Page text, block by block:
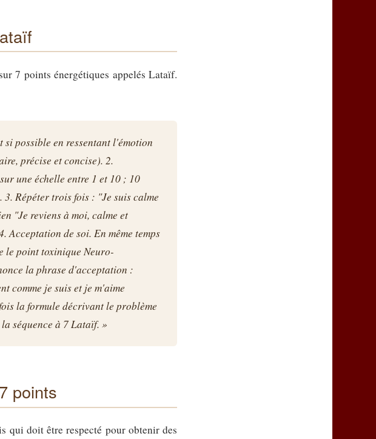
7 points énergétiques appelés Lataïf.
si possible en ressentant l'émotion
précise et concise). 2.
une échelle entre 1 et 10 ; 10
3. Répéter trois fois : "Je suis calme
"Je reviens à moi, calme et
de soi. En même temps
le point toxinique Neuro-
la phrase d'acceptation :
comme je suis et je m'aime
la formule décrivant le problème
séquence à 7 Lataïf. »
points
qui doit être respecté pour obtenir des